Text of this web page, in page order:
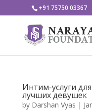
+91 75750 03367
Интим-услуги
лучших девушек
by Darshan Vyas |